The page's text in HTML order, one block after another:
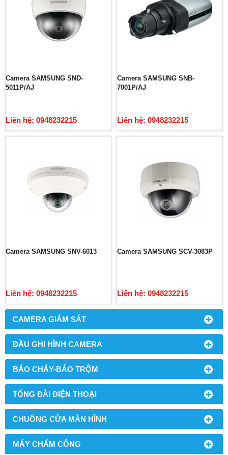
CAMERA GIÁM SÁT
ĐẦU GHI HÌNH CAMERA
BÁO CHÁY-BÁO TRỘM
TỔNG ĐÀI ĐIỆN THOẠI
CHUÔNG CỬA MÀN HÌNH
MÁY CHẤM CÔNG
Camera SAMSUNG SND-
5011P/AJ
Liên hệ: 0948232215
Camera SAMSUNG SNB-
7001P/AJ
Liên hệ: 0948232215
Camera SAMSUNG SNV-6013
Liên hệ: 0948232215
Camera SAMSUNG SCV-3083P
Liên hệ: 0948232215